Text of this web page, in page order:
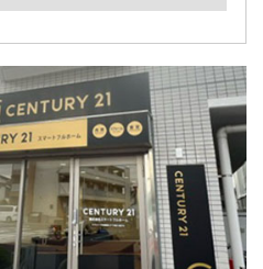
4ＬＤＫ
相模大野駅
バ9分・歩4分
宅です。 南東…
4,080万円
4ＬＤＫ
淵野辺駅